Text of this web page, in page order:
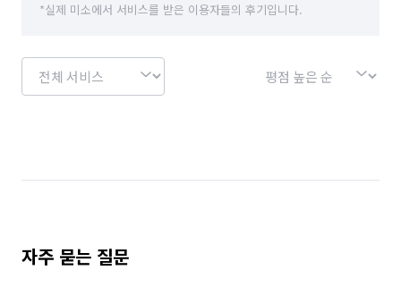
*실제 미소에서 서비스를 받은 이용자들의 후기입니다.
자주 묻는 질문